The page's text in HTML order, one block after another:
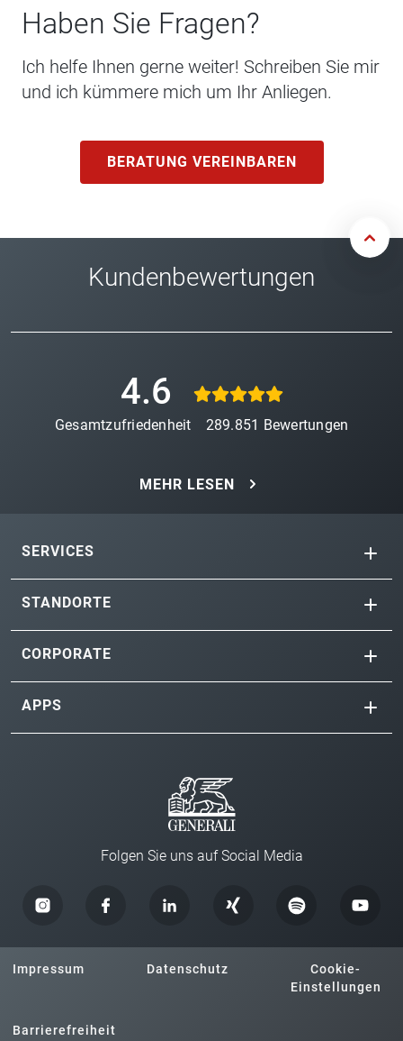
Haben Sie Fragen?
Ich helfe Ihnen gerne weiter! Schreiben Sie mir
und ich kümmere mich um Ihr Anliegen.
BERATUNG VEREINBAREN
Kundenbewertungen
4.6
Gesamtzufriedenheit 289.851 Bewertungen
MEHR LESEN
SERVICES
STANDORTE
CORPORATE
APPS
Folgen Sie uns auf Social Media
Impressum Datenschutz
Cookie-
Einstellungen
Barrierefreiheit